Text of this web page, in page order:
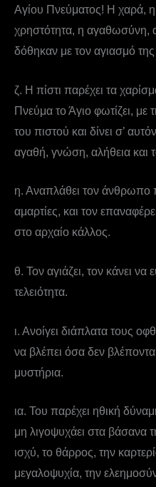
Αγίου Πνεύματος! Η χαρά,
χρηστότητα, η αγαθωσύνη,
δόθηκαν με τον αγιασμό
ζ. Η πίστι παρέχει τα
Πνεύμα το Άγιο φωτίζει, με
του πιστού και δίνει σ’
αγαθή, γνώση, αλήθεια και
η. Αναπλάθει τον άνθρωπο
αμαρτίες, και τον
στο αρχαίο κάλλος.
θ. Τον αγιάζει, τον κάνει να
τελειότητα.
ι. Ανοίγει διάπλατα τους
να βλέπει όσα δεν
μυστήρια.
ια. Του παρέχει ηθική
μη λιγοψυχάει στα βάσανα
ισχύ, το θάρρος, την
μεγαλοψυχία, την